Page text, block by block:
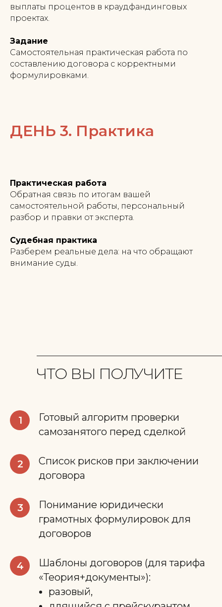
выплаты процентов в краудфандинговых
проектах.
Задание
Самостоятельная практическая работа по
составлению договора с корректными
формулировками.
ДЕНЬ 3. Практика
Практическая работа
Обратная связь по итогам вашей
самостоятельной работы, персональный
разбор и правки от эксперта.
Судебная практика
Разберем реальные дела: на что обращают
внимание суды.
ЧТО ВЫ ПОЛУЧИТЕ
1
Готовый алгоритм проверки
самозанятого перед сделкой
2
Список рисков при заключении
договора
3
Понимание юридически
грамотных формулировок для
договоров
4
Шаблоны договоров (для тарифа
«Теория+документы»):
разовый,